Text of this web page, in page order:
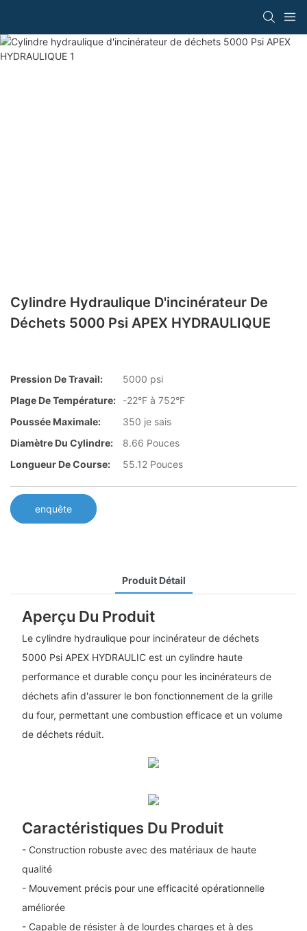
Cylindre Hydraulique D'incinérateur De
Déchets 5000 Psi APEX HYDRAULIQUE
Pression De Travail:
5000 psi
Plage De Température:
-22°F à 752°F
Poussée Maximale:
350 je sais
Diamètre Du Cylindre:
8.66 Pouces
Longueur De Course:
55.12 Pouces
enquête
Produit Détail
Aperçu Du Produit
Le cylindre hydraulique pour incinérateur de déchets
5000 Psi APEX HYDRAULIC est un cylindre haute
performance et durable conçu pour les incinérateurs de
déchets afin d'assurer le bon fonctionnement de la grille
du four, permettant une combustion efficace et un volume
de déchets réduit.
Caractéristiques Du Produit
- Construction robuste avec des matériaux de haute
qualité
- Mouvement précis pour une efficacité opérationnelle
améliorée
- Capable de résister à de lourdes charges et à des